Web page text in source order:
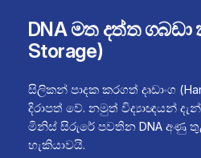
DNA මත දත්ත ගබඩා
Storage)
සිලිකන් පාදක කරගත් දෘඩාංග
දිරාපත් වේ. නමුත් විද්‍යාඥයන්
මිනිස් සිරුරේ පවතින DNA අණු
හැකියාවයි.